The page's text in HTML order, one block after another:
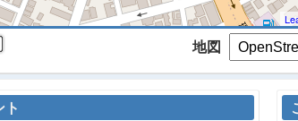
地図
ト